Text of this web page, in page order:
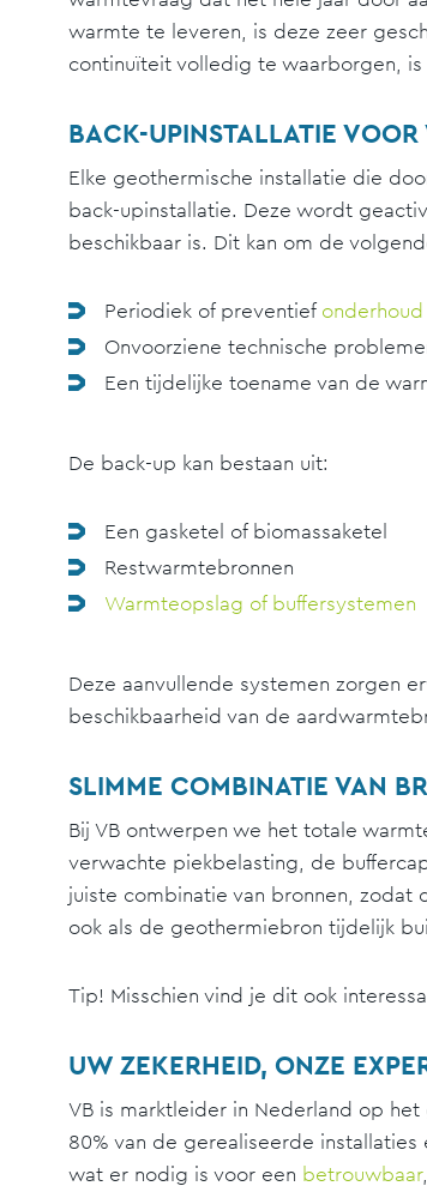
warmte te leveren, is deze zeer
continuïteit volledig te waarborgen,
BACK-UPINSTALLATIE
Elke geothermische installatie die
back-upinstallatie. Deze wordt
beschikbaar is. Dit kan om de
Periodiek of preventief onderhoud
Onvoorziene technische
Een tijdelijke toename van de
De back-up kan bestaan uit:
Een gasketel of biomassaketel
Restwarmtebronnen
Warmteopslag of buffersystemen
Deze aanvullende systemen zorgen
beschikbaarheid van de
SLIMME COMBINATIE VAN
Bij VB ontwerpen we het totale
verwachte piekbelasting, de
juiste combinatie van bronnen,
ook als de geothermiebron tijdelijk
Tip! Misschien vind je dit ook
UW ZEKERHEID, ONZE
VB is marktleider in Nederland op
80% van de gerealiseerde
wat er nodig is voor een betrouwbaar